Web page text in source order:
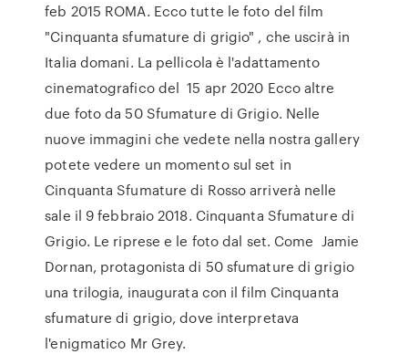
feb 2015 ROMA. Ecco tutte le foto del film
"Cinquanta sfumature di grigio" , che uscirà in
Italia domani. La pellicola è l'adattamento
cinematografico del 15 apr 2020 Ecco altre
due foto da 50 Sfumature di Grigio. Nelle
nuove immagini che vedete nella nostra gallery
potete vedere un momento sul set in
Cinquanta Sfumature di Rosso arriverà nelle
sale il 9 febbraio 2018. Cinquanta Sfumature di
Grigio. Le riprese e le foto dal set. Come Jamie
Dornan, protagonista di 50 sfumature di grigio
una trilogia, inaugurata con il film Cinquanta
sfumature di grigio, dove interpretava
l'enigmatico Mr Grey.